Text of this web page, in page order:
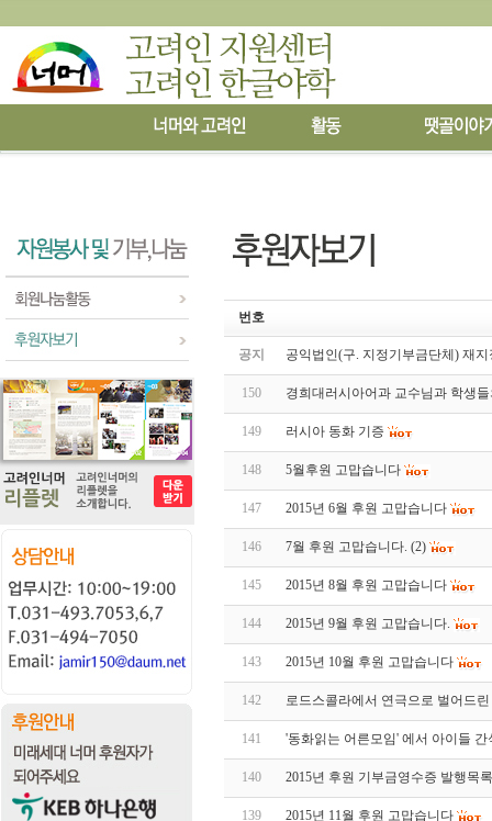
번호
공지 공익법인(구. 지정기부금단체) 재
150 경희대러시아어과 교수님과 학생
149 러시아 동화 기증
148 5월후원 고맙습니다
147 2015년 6월 후원 고맙습니다
146 7월 후원 고맙습니다. (2)
145 2015년 8월 후원 고맙습니다
144 2015년 9월 후원 고맙습니다.
143 2015년 10월 후원 고맙습니다
142 로드스콜라에서 연극으로 벌어드
141 '동화읽는 어른모임' 에서 아이들
140 2015년 후원 기부금영수증 발행목록
139 2015년 11월 후원 고맙습니다